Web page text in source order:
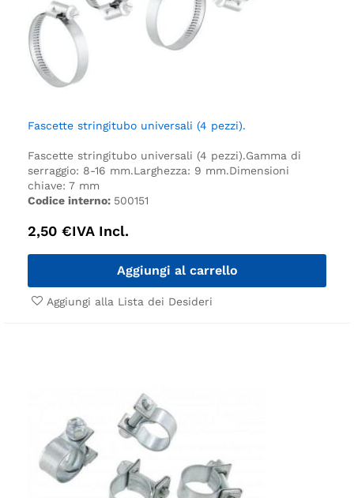
Fascette stringitubo universali (4 pezzi).
Fascette stringitubo universali (4 pezzi).Gamma di
serraggio: 8-16 mm.Larghezza: 9 mm.Dimensioni
chiave: 7 mm
Codice interno: 500151
2,50 €IVA Incl.
Aggiungi al carrello
Aggiungi alla Lista dei Desideri